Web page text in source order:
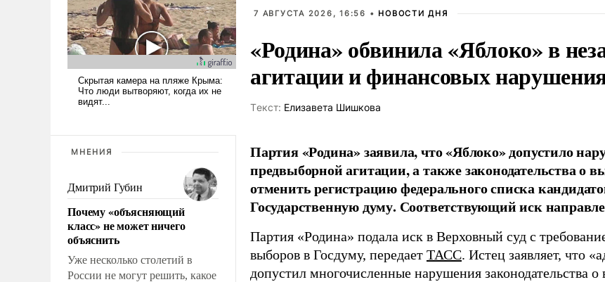
МНЕНИЯ
Дмитрий Губин
Почему «объясняющий
класс» не может ничего
объяснить
Уже несколько столетий в
России не могут решить, какое
7 АВГУСТА 2026, 16:56 • НОВОСТИ ДНЯ
«Родина» обвинила «Яблоко» в
агитации и финансовых
Tекст: Елизавета Шишкова
Партия «Родина» заявила, что «Яблоко» допустило
предвыборной агитации, а также законодательства о
отменить регистрацию федерального списка
Государственную думу. Соответствующий иск
Партия «Родина» подала иск в Верховный суд с
выборов в Госдуму, передает ТАСС. Истец заявляет, что
допустил многочисленные нарушения законодательства о